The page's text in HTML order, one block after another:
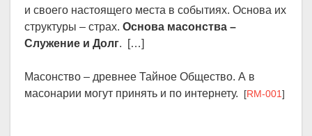
и своего настоящего места в событиях. Основа их
структуры – страх. Основа масонства –
Служение и Долг. […]
Масонство – древнее Тайное Общество. А в
масонарии могут принять и по интернету. [RM-001]